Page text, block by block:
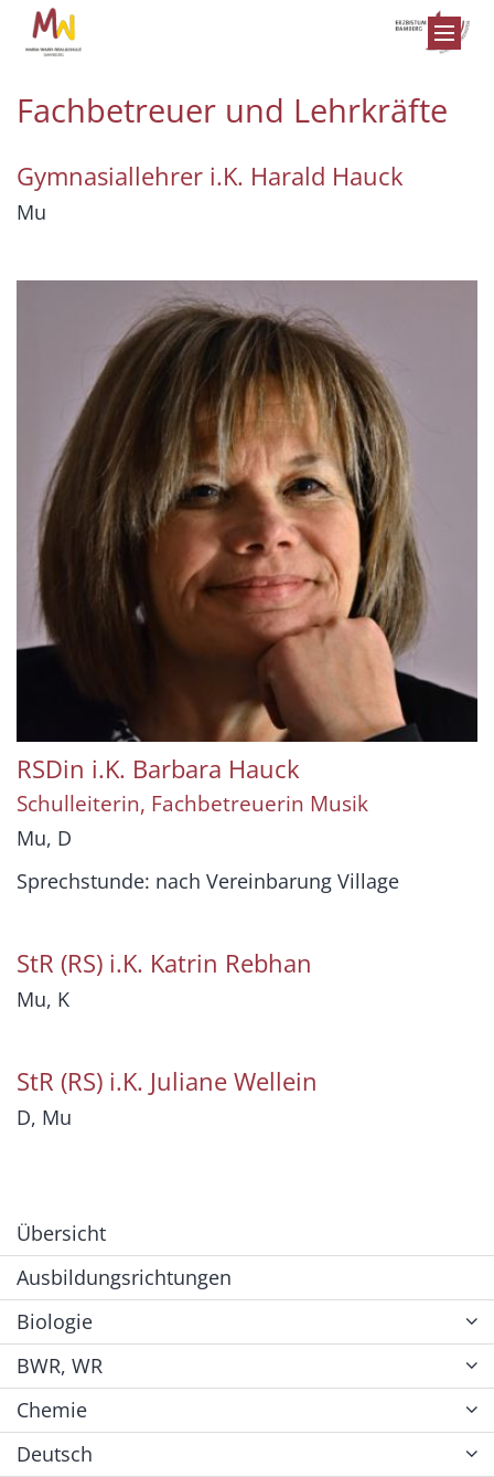
Zum Inhalt springen
Fachbetreuer und Lehrkräfte
Gymnasiallehrer i.K. Harald Hauck
Mu
RSDin i.K. Barbara Hauck
Schulleiterin, Fachbetreuerin Musik
Mu, D
Sprechstunde: nach Vereinbarung Village
StR (RS) i.K. Katrin Rebhan
Mu, K
StR (RS) i.K. Juliane Wellein
D, Mu
Übersicht
Ausbildungsrichtungen
Biologie
BWR, WR
Chemie
Deutsch